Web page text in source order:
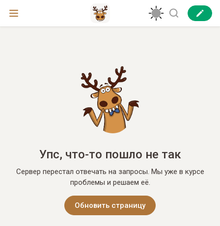
Упс, что-то пошло не так
Сервер перестал отвечать на запросы. Мы уже в курсе
проблемы и решаем её.
Обновить страницу